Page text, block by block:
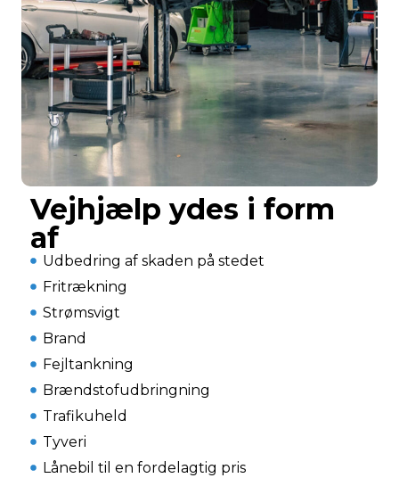
Vejhjælp ydes i form
af
Udbedring af skaden på stedet
Fritrækning
Strømsvigt
Brand
Fejltankning
Brændstofudbringning
Trafikuheld
Tyveri
Lånebil til en fordelagtig pris